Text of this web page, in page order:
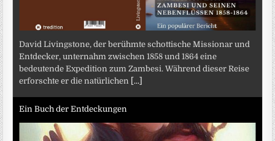
David Livingstone, der berühmte schottische Missionar und
Entdecker, unternahm zwischen 1858 und 1864 eine
bedeutende Expedition zum Zambesi. Während dieser Reise
erforschte er die natürlichen [...]
Ein Buch der Entdeckungen